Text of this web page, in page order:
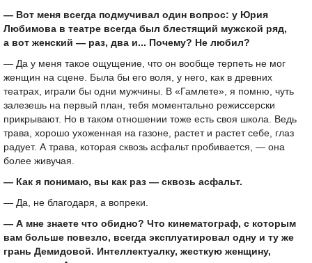
— Вот меня всегда подмучивал один вопрос: у Юрия
Любимова в театре всегда был блестящий мужской ряд,
а вот женский — раз, два и... Почему? Не любил?
— Да у меня такое ощущение, что он вообще терпеть не мог
женщин на сцене. Была бы его воля, у него, как в древних
театрах, играли бы одни мужчины. В «Гамлете», я помню, чуть
залезешь на первый план, тебя моментально режиссерски
прикрывают. Но в таком отношении тоже есть своя школа. Ведь
трава, хорошо ухоженная на газоне, растет и растет себе, глаз
радует. А трава, которая сквозь асфальт пробивается, — она
более живучая.
— Как я понимаю, вы как раз — сквозь асфальт.
— Да, не благодаря, а вопреки.
— А мне знаете что обидно? Что кинематограф, с которым
вам больше повезло, всегда эксплуатировал одну и ту же
грань Демидовой. Интеллектуалку, жесткую женщину,